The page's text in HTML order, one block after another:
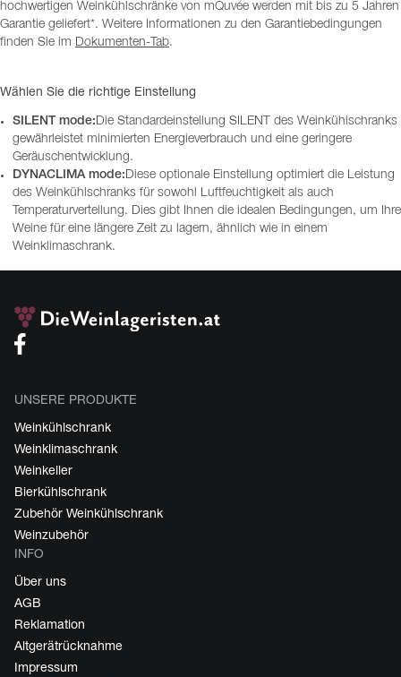
hochwertigen Weinkühlschränke von mQuvée werden mit bis zu 5 Jahren
Garantie geliefert*. Weitere Informationen zu den Garantiebedingungen
finden Sie im Dokumenten-Tab.
Wählen Sie die richtige Einstellung
SILENT mode: Die Standardeinstellung SILENT des Weinkühlschranks
gewährleistet minimierten Energieverbrauch und eine geringere
Geräuschentwicklung.
DYNACLIMA mode: Diese optionale Einstellung optimiert die Leistung
des Weinkühlschranks für sowohl Luftfeuchtigkeit als auch
Temperaturverteilung. Dies gibt Ihnen die idealen Bedingungen, um Ihre
Weine für eine längere Zeit zu lagern, ähnlich wie in einem
Weinklimaschrank.
UNSERE PRODUKTE
Weinkühlschrank
Weinklimaschrank
Weinkeller
Bierkühlschrank
Zubehör Weinkühlschrank
Weinzubehör
INFO
Über uns
AGB
Reklamation
Altgerätrücknahme
Impressum